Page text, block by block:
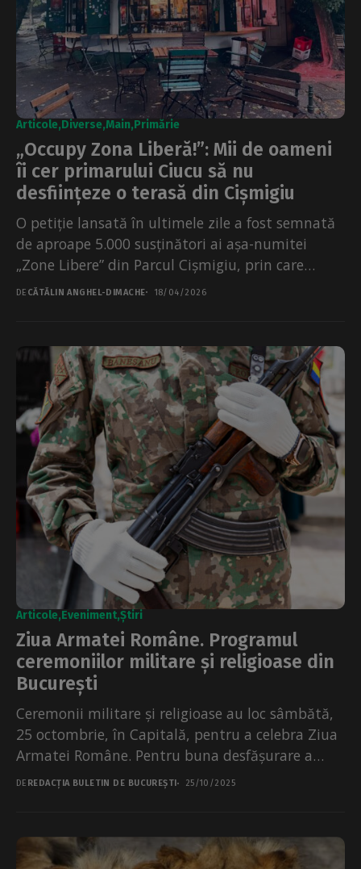
Articole Diverse Main Primărie
„Occupy Zona Liberă!”: Mii de oameni
îi cer primarului Ciucu să nu
desființeze o terasă din Cișmigiu
O petiție lansată în ultimele zile a fost semnată
de aproape 5.000 susținători ai așa-numitei
„Zone Libere” din Parcul Cișmigiu, prin care
solicită...
DE CĂTĂLIN ANGHEL-DIMACHE 18/04/2026
Articole Eveniment Știri
Ziua Armatei Române. Programul
ceremoniilor militare și religioase din
București
Ceremonii militare și religioase au loc sâmbătă,
25 octombrie, în Capitală, pentru a celebra Ziua
Armatei Române. Pentru buna desfășurare a
evenimentelor, vor...
DE REDACȚIA BULETIN DE BUCUREȘTI 25/10/2025